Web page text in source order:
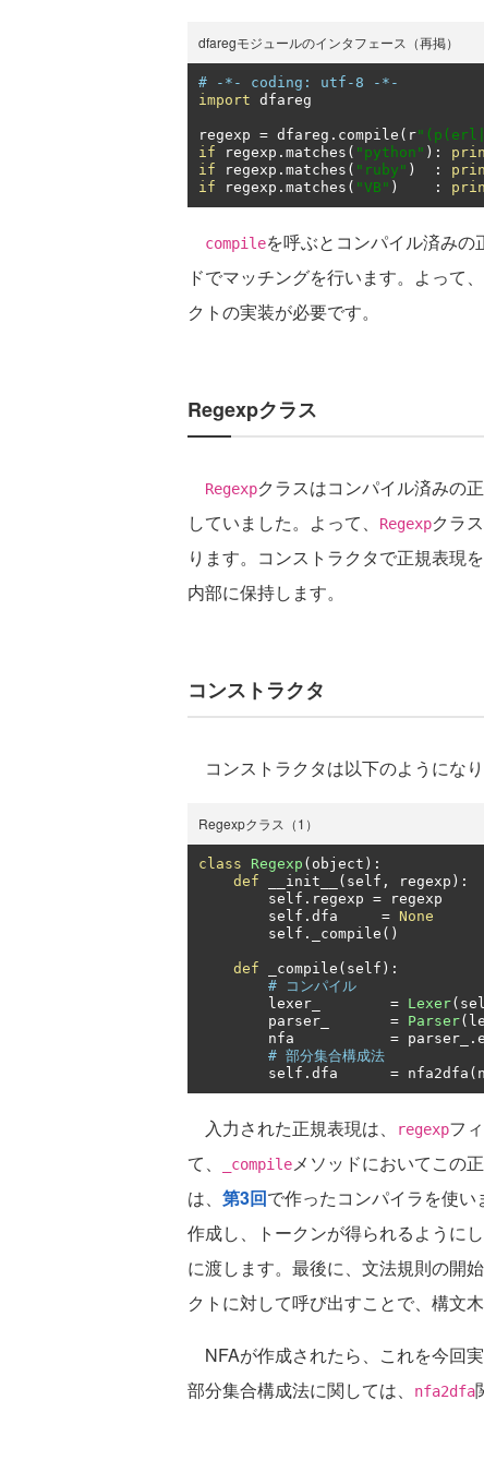
dfaregモジュールのインタフェース（再掲）
# -*- coding: utf-8 -*-
import dfareg
regexp = dfareg . compile ( r
if regexp . matches ( "python" ):
if regexp . matches ( "ruby" ) :
if regexp . matches ( "VB" ) :
compileを呼ぶとコンパイル済みの
ドでマッチングを行います。よって、
クトの実装が必要です。
Regexpクラス
Regexpクラスはコンパイル済みの
していました。よって、
Regexpクラ
ります。コンストラクタで正規表現
内部に保持します。
コンストラクタ
コンストラクタは以下のようになり
Regexpクラス（1）
class Regexp ( object ):
def __init__ ( self , regexp ):
        self
. regexp = regexp
        self
. dfa = None
        self
. _compile ()
def _compile ( self ):
# コンパイル
        lexer_
= Lexer(
        parser_
= Parser(
        nfa
= parser_ .
# 部分集合構成法
        self
. dfa = nfa2dfa (
入力された正規表現は、 regexpフ
て、
_compileメソッドにおいてこの
は、 第3回で作ったコンパイラを使
作成し、トークンが得られるように
に渡します。最後に、文法規則の開
クトに対して呼び出すことで、構文
NFAが作成されたら、これを今回
部分集合構成法に関しては、
nfa2dfa